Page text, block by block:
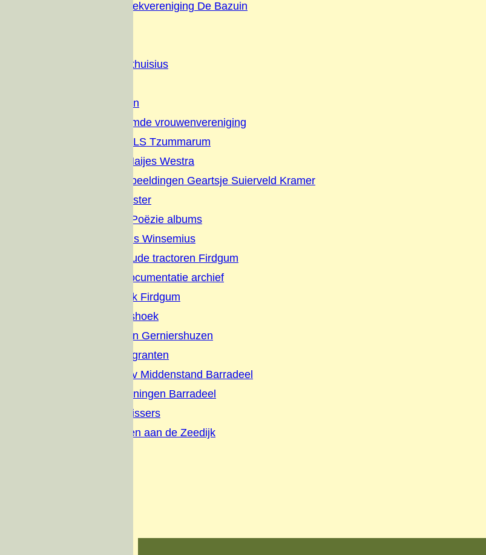
Christelijke Muziekvereniging De Bazuin
Geschiedenis Althuisius
Nut en Genoegen
Vrijzinnig hervormde vrouwenvereniging
Jaarverslagen OLS Tzummarum
Gedichten Jan Haijes Westra
Gedichten en Afbeeldingen Geartsje Suierveld Kramer
Overlijdens Register
Sikke vertelt en Poëzie albums
Dagboek Albertus Winsemius
Elfstedentocht oude tractoren Firdgum
Firdgum Foto Documentatie archief
Terpenonderzoek Firdgum
Buurtschap Dijkshoek
Boerepleatsen en Gerniershuzen
Evacues en Emigranten
Briefhoofden-Adv Middenstand Barradeel
Schilderijen tekeningen Barradeel
Interviews met vissers
Wonen en werken aan de Zeedijk